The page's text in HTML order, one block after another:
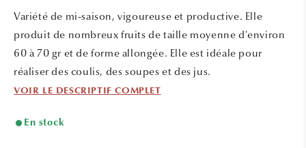
fenêtre
Variété de mi-saison, vigoureuse et productive. Elle
produit de nombreux fruits de taille moyenne d'environ
60 à 70 gr et de forme allongée. Elle est idéale pour
réaliser des coulis, des soupes et des jus.
VOIR LE DESCRIPTIF COMPLET
En stock